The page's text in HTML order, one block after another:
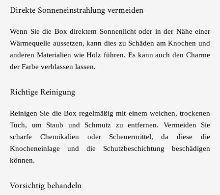
Direkte Sonneneinstrahlung vermeiden
Wenn Sie die Box direktem Sonnenlicht oder in der Nähe einer
Wärmequelle aussetzen, kann dies zu Schäden am Knochen und
anderen Materialien wie Holz führen. Es kann auch den Charme
der Farbe verblassen lassen.
Richtige Reinigung
Reinigen Sie die Box regelmäßig mit einem weichen, trockenen
Tuch, um Staub und Schmutz zu entfernen. Vermeiden Sie
scharfe Chemikalien oder Scheuermittel, da diese die
Knocheneinlage und die Schutzbeschichtung beschädigen
können.
Vorsichtig behandeln